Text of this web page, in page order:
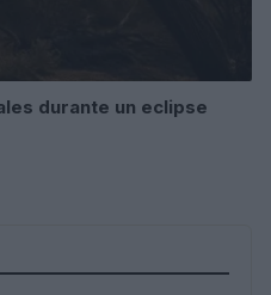
durante un eclipse